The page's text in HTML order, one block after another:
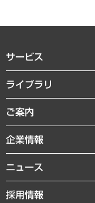
サービス
経営戦略
組織・人事戦略
デジタルイノベーション
共生・ダイバーシティ
GRC（ガバナンス・リスク
経済・産業・雇用・労働
ライブラリ
経済調査
レポート
コラム
経営用語集
ご案内
セミナー・イベント情報
MUFGビジネスセミナー
受託案件情報
企業情報
私たちの想い
社長メッセージ
会社概要
ニュース
ニュースリリース
採用情報